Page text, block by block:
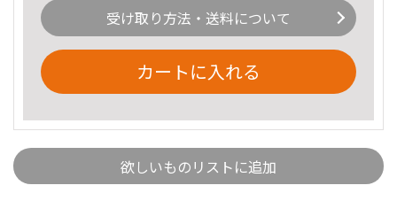
受け取り方法・送料について
カートに入れる
欲しいものリストに追加